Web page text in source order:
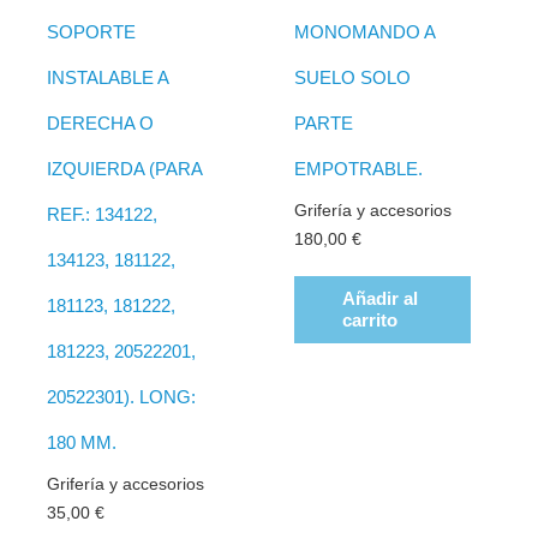
SOPORTE
INSTALABLE A
DERECHA O
IZQUIERDA (PARA
REF.: 134122,
134123, 181122,
181123, 181222,
181223, 20522201,
20522301). LONG:
180 MM.
Grifería y accesorios
35,00€
MONOMANDO A
SUELO SOLO
PARTE
EMPOTRABLE.
Grifería y accesorios
180,00 €
Añadir al
carrito